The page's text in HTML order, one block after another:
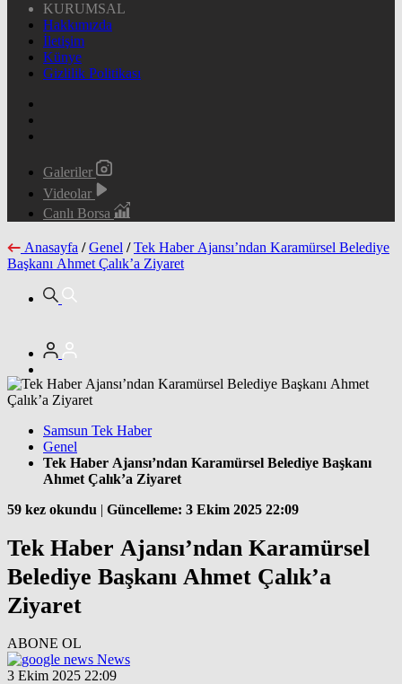
KURUMSAL
Hakkımızda
İletişim
Künye
Gizlilik Politikası
Galeriler
Videolar
Canlı Borsa
Anasayfa / Genel / Tek Haber Ajansı’ndan Karamürsel Belediye
Başkanı Ahmet Çalık’a Ziyaret
Samsun Tek Haber
Genel
Tek Haber Ajansı’ndan Karamürsel Belediye Başkanı
Ahmet Çalık’a Ziyaret
59 kez okundu | Güncelleme: 3 Ekim 2025 22:09
Tek Haber Ajansı’ndan Karamürsel
Belediye Başkanı Ahmet Çalık’a
Ziyaret
ABONE OL
News
3 Ekim 2025 22:09